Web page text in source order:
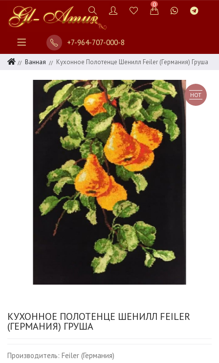
0
+7-964-707-000-8
Ванная Кухонное Полотенце Шенилл Feiler (Германия) Груша
HOT
КУХОННОЕ ПОЛОТЕНЦЕ ШЕНИЛЛ FEILER
(ГЕРМАНИЯ) ГРУША
Производитель: Feiler (Германия)